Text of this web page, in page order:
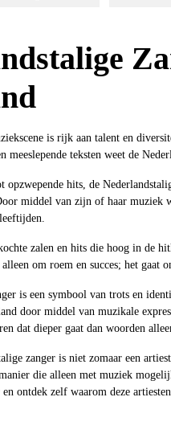
is rijk aan talent en
meeslepende teksten weet de
opzwepende hits, de
middel van zijn of haar muziek
zalen en hits die hoog in de
om roem en succes; het gaat
is een symbool van trots en
door middel van muzikale
dat dieper gaat dan woorden
zanger is niet zomaar een
die alleen met muziek
en ontdek zelf waarom deze